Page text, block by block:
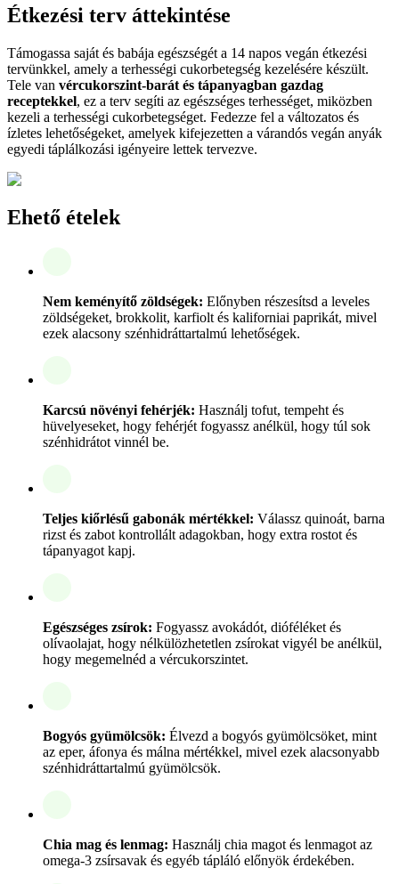
Étkezési terv áttekintése
Támogassa saját és babája egészségét a 14 napos vegán étkezési
tervünkkel, amely a terhességi cukorbetegség kezelésére készült.
Tele van vércukorszint-barát és tápanyagban gazdag
receptekkel, ez a terv segíti az egészséges terhességet, miközben
kezeli a terhességi cukorbetegséget. Fedezze fel a változatos és
ízletes lehetőségeket, amelyek kifejezetten a várandós vegán anyák
egyedi táplálkozási igényeire lettek tervezve.
Ehető ételek
Nem keményítő zöldségek: Előnyben részesítsd a leveles
zöldségeket, brokkolit, karfiolt és kaliforniai paprikát, mivel
ezek alacsony szénhidráttartalmú lehetőségek.
Karcsú növényi fehérjék: Használj tofut, tempeht és
hüvelyeseket, hogy fehérjét fogyassz anélkül, hogy túl sok
szénhidrátot vinnél be.
Teljes kiőrlésű gabonák mértékkel: Válassz quinoát, barna
rizst és zabot kontrollált adagokban, hogy extra rostot és
tápanyagot kapj.
Egészséges zsírok: Fogyassz avokádót, dióféléket és
olívaolajat, hogy nélkülözhetetlen zsírokat vigyél be anélkül,
hogy megemelnéd a vércukorszintet.
Bogyós gyümölcsök: Élvezd a bogyós gyümölcsöket, mint
az eper, áfonya és málna mértékkel, mivel ezek alacsonyabb
szénhidráttartalmú gyümölcsök.
Chia mag és lenmag: Használj chia magot és lenmagot az
omega-3 zsírsavak és egyéb tápláló előnyök érdekében.